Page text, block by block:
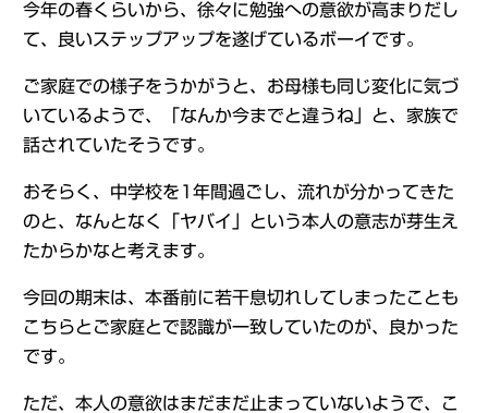
今年の春くらいから、徐々に勉強への意欲が高まりだし
て、良いステップアップを遂げているボーイです。
ご家庭での様子をうかがうと、お母様も同じ変化に気づ
いているようで、「なんか今までと違うね」と、家族で
話されていたそうです。
おそらく、中学校を1年間過ごし、流れが分かってきた
のと、なんとなく「ヤバイ」という本人の意志が芽生え
たからかなと考えます。
今回の期末は、本番前に若干息切れしてしまったことも
こちらとご家庭とで認識が一致していたのが、良かった
です。
ただ、本人の意欲はまだまだ止まっていないようで、こ